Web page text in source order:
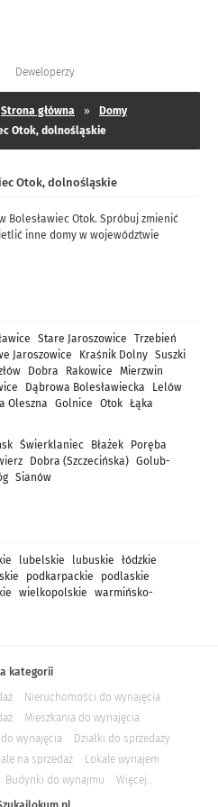
Deweloperzy
Strona główna »
Domy
Otok, dolnośląskie
Otok, dolnośląskie
Bolesławiec Otok. Spróbuj zmienić
inne domy w województwie
Stare Jaroszowice
Trzebień
Jaroszowice Kraśnik Dolny Suszki
Dobra Rakowice
Mierzwin
Dąbrowa Bolesławiecka
Lelów
Oleszna Golnice Otok Łąka
Świerklaniec Błażek
Poręba
Dobra (Szczecińska) Golub-
Sianów
lubelskie lubuskie
łódzkie
podkarpackie
podlaskie
wielkopolskie
warmińsko-
kategorii
Nieruchomości do wynajęcia
Mieszkania do wynajęcia
wynajęcia
Działki do sprzedaży
na sprzedaż
Lokale wynajem
Budynki do wynajmu
Więcej...